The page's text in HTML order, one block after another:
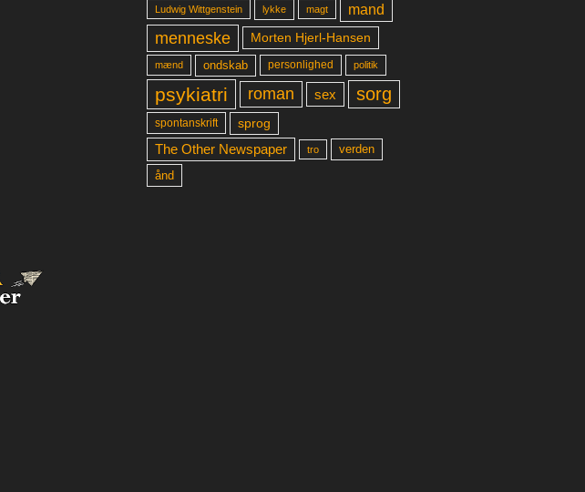
Ludwig Wittgenstein lykke magt mand
menneske Morten Hjerl-Hansen
mænd ondskab personlighed politik
psykiatri roman sex sorg
spontanskrift sprog
The Other Newspaper tro verden
ånd